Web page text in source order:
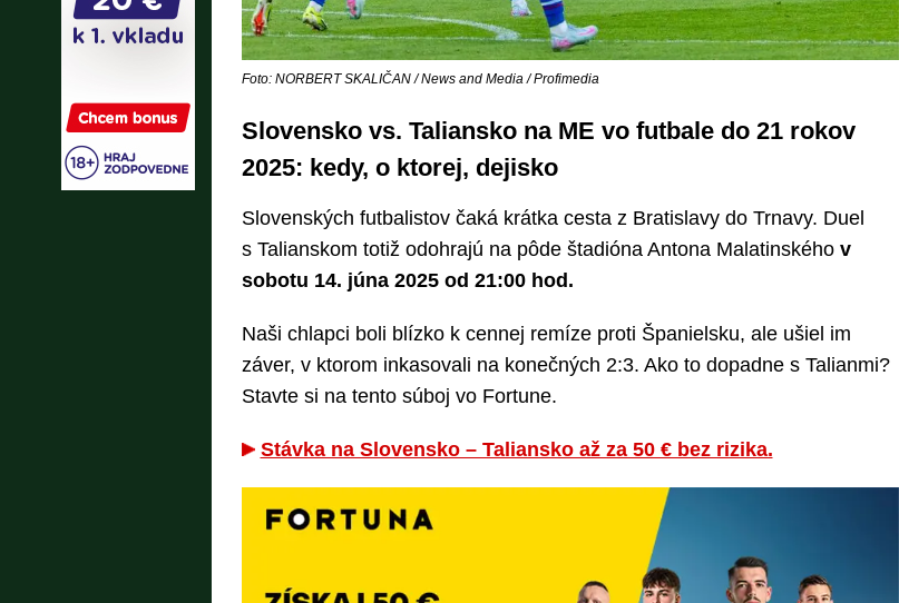
Foto: NORBERT SKALIČAN / News and Media / Profimedia
Slovensko vs. Taliansko na ME vo futbale do 21 rokov
2025: kedy, o ktorej, dejisko
Slovenských futbalistov čaká krátka cesta z Bratislavy do Trnavy. Duel
s Talianskom totiž odohrajú na pôde štadióna Antona Malatinského v
sobotu 14. júna 2025 od 21:00 hod.
Naši chlapci boli blízko k cennej remíze proti Španielsku, ale ušiel im
záver, v ktorom inkasovali na konečných 2:3. Ako to dopadne s Talianmi?
Stavte si na tento súboj vo Fortune.
Stávka na Slovensko – Taliansko až za 50 € bez rizika.